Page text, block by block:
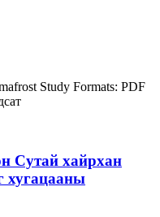
Study Formats: PDF
Сутай хайрхан
хугацааны